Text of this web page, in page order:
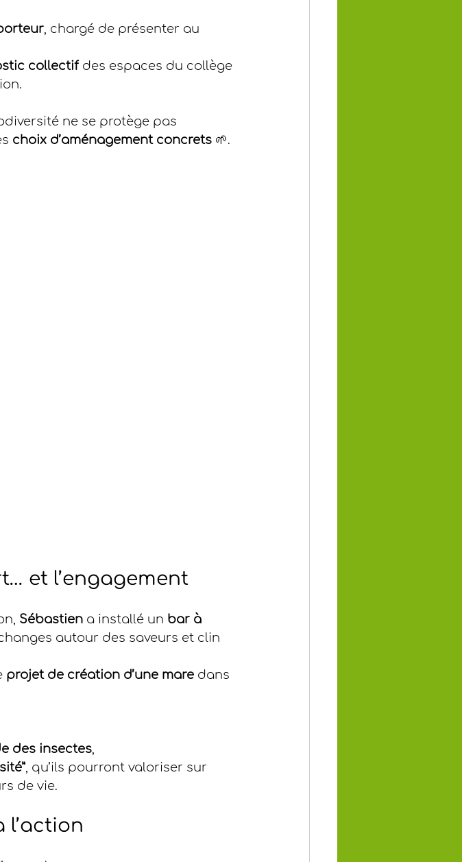
, chargé de présenter au
collectif des espaces du collège
ne se protège pas
choix d’aménagement concrets 🌱.
et l’engagement
Sébastien a installé un bar à
autour des saveurs et clin
projet de création d’une mare dans
des insectes,
, qu’ils pourront valoriser sur
de vie.
l’action